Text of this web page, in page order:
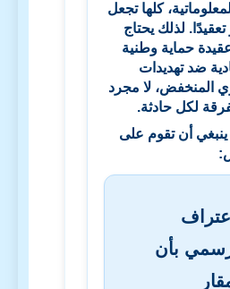
كلها تجعل
تعقيدًا. لذلك يحتاج
حماية وطنية
ضد تهديدات
المنخفض، لا مجرد
لكل حادثة.
ينبغي أن تقوم على
بأن